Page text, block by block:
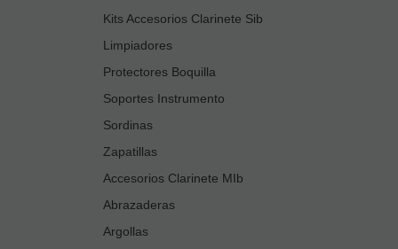
Kits Accesorios Clarinete Sib
Limpiadores
Protectores Boquilla
Soportes Instrumento
Sordinas
Zapatillas
Accesorios Clarinete MIb
Abrazaderas
Argollas